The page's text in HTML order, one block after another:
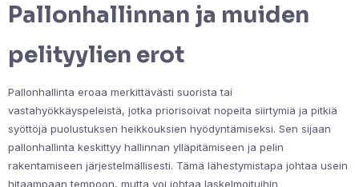
Pallonhallinnan ja muiden
pelityylien erot
Pallonhallinta eroaa merkittävästi suorista tai
vastahyökkäyspeleistä, jotka priorisoivat nopeita siirtymiä ja pitkiä
syöttöjä puolustuksen heikkouksien hyödyntämiseksi. Sen sijaan
pallonhallinta keskittyy hallinnan ylläpitämiseen ja pelin
rakentamiseen järjestelmällisesti. Tämä lähestymistapa johtaa usein
hitaampaan tempoon, mutta voi johtaa laskelmoituihin